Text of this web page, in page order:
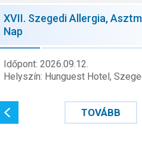
XVII. Szegedi Allergia,
Nap
Időpont: 2026.09.12.
Helyszín: Hunguest Hotel,
TOVÁBB